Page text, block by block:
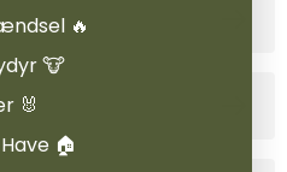
🔥
🐮
🐰
🏠